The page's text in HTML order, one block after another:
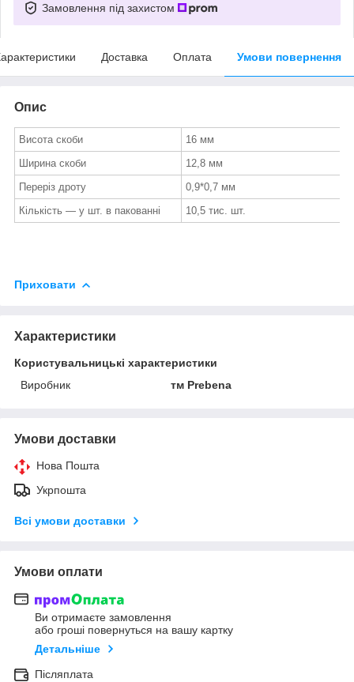
Замовлення під захистом
Доставка Оплата Умови повернення
Опис
Висота скоби
16 мм
Ширина скоби
12,8 мм
Переріз дроту
0,9*0,7 мм
Кількість — у шт. в пакованні
10,5 тис. шт.
Приховати
Характеристики
Користувальницькі характеристики
Виробник
тм Prebena
Умови доставки
Нова Пошта
Укрпошта
Всі умови доставки
Умови оплати
Ви отримаєте замовлення
або гроші повернуться на вашу картку
Детальніше
Післяплата